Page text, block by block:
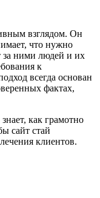
взглядом. Он
что нужно
за ними людей и их
к
всегда основан
фактах,
как грамотно
сайт стай
клиентов.